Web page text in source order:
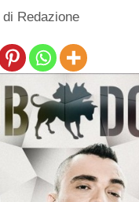
di Redazione